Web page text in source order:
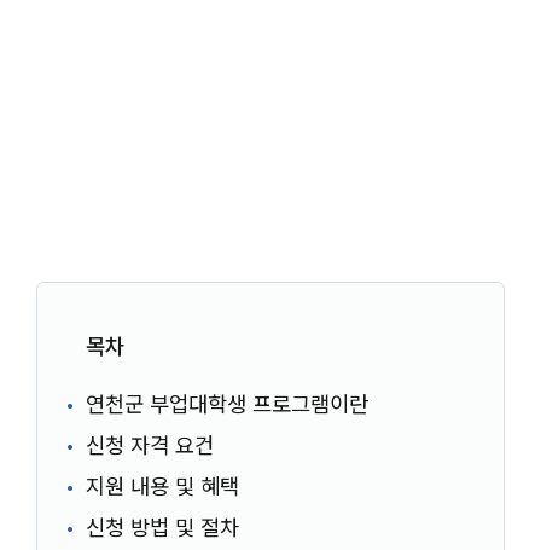
목차
연천군 부업대학생 프로그램이란
신청 자격 요건
지원 내용 및 혜택
신청 방법 및 절차